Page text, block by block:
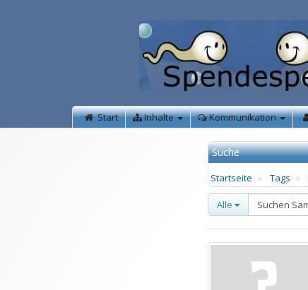
Start Inhalte Kommunikation
Suche
Startseite Tags
Alle